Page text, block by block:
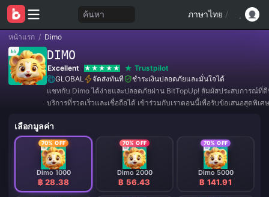
ค้นหา ภาษาไทย /
หน้าแรก / Dimo
DIMO
Excellent
Trustpilot
GLOBAL
จัดส่งทันที
ชำระเงินปลอดภัยและมั่นใจได้
แชทกับ Dimo ได้ง่ายและปลอดภัยผ่าน BitTopUp! สัมผัสประสบการณ์ที่
บริการที่รวดเร็วและเชื่อถือได้ เข้าร่วมกับเราตอนนี้เพื่อรับข้อเสนอสุดพิเ
เลือกมูลค่า
70% OFF
Dimo 1000
฿ 28.38
70% OFF
Dimo 2000
฿ 56.43
70% OFF
Dimo 5000
฿ 141.91